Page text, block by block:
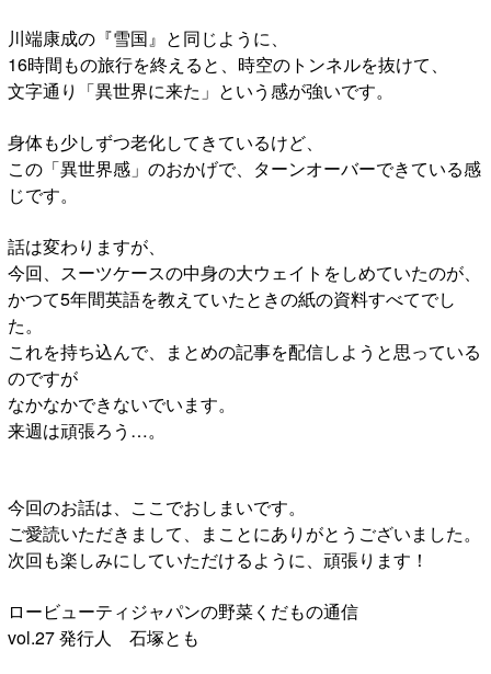
川端康成の『雪国』と同じように、
16時間もの旅行を終えると、時空のトンネルを抜けて、
文字通り「異世界に来た」という感が強いです。
身体も少しずつ老化してきているけど、
この「異世界感」のおかげで、ターンオーバーできている感
じです。
話は変わりますが、
今回、スーツケースの中身の大ウェイトをしめていたのが、
かつて5年間英語を教えていたときの紙の資料すべてでし
た。
これを持ち込んで、まとめの記事を配信しようと思っている
のですが
なかなかできないでいます。
来週は頑張ろう…。
今回のお話は、ここでおしまいです。
ご愛読いただきまして、まことにありがとうございました。
次回も楽しみにしていただけるように、頑張ります！
ロービューティジャパンの野菜くだもの通信
vol.27 発行人 石塚とも